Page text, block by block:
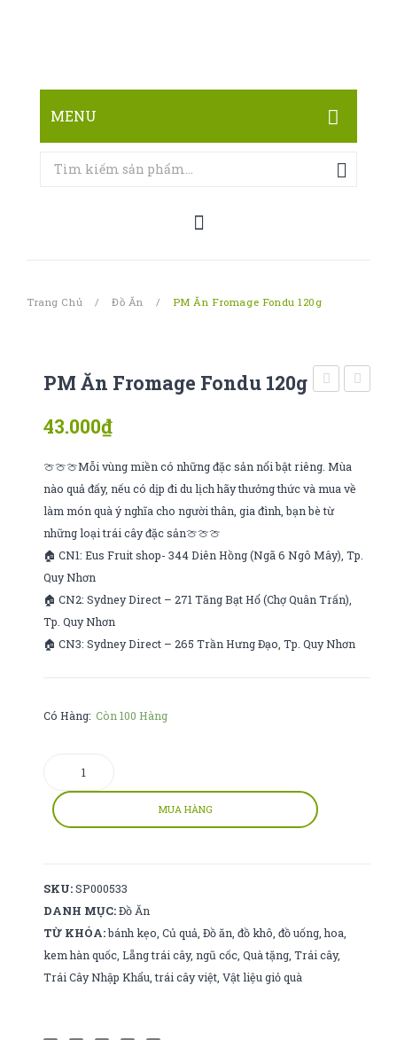
MENU
TRANG CHỦ
Trang Chủ / Đồ Ăn / PM Ăn Fromage Fondu 120g
PM Ăn Fromage Fondu 120g
43.000₫
🍈🍈🍈Mỗi vùng miền có những đặc sản nổi bật riêng. Mùa
nào quả đấy, nếu có dịp đi du lịch hãy thưởng thức và mua về
làm món quà ý nghĩa cho người thân, gia đình, bạn bè từ
những loại trái cây đặc sản🍈🍈🍈
🏠 CN1: Eus Fruit shop- 344 Diên Hồng (Ngã 6 Ngô Mây), Tp.
Quy Nhơn
🏠 CN2: Sydney Direct – 271 Tăng Bạt Hổ (Chợ Quân Trấn),
Tp. Quy Nhơn
🏠 CN3: Sydney Direct – 265 Trần Hưng Đạo, Tp. Quy Nhơn
Có Hàng: Còn 100 Hàng
fromage
fondu
lượng
MUA HÀNG
SKU: SP000533
DANH MỤC: Đồ Ăn
TỪ KHÓA: bánh kẹo ,Củ quả ,Đồ ăn ,đồ khô ,đồ uống ,hoa
kem hàn quốc ,Lẵng trái cây,ngũ cốc ,Quà tặng ,Trái cây,
Trái Cây Nhập Khẩu ,trái cây việt ,Vật liệu giỏ quà